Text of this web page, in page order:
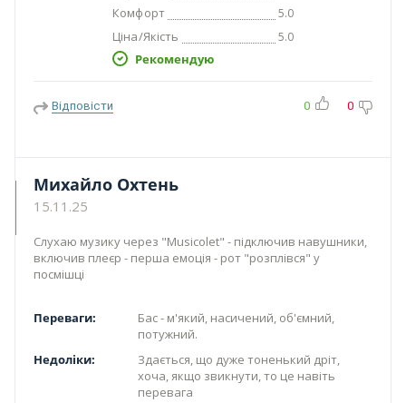
Комфорт 5.0
Ціна/Якість 5.0
Рекомендую
Відповісти 0 0
Михайло Охтень
15.11.25
Слухаю музику через "Musicolet" - підключив навушники,
включив плеєр - перша емоція - рот "розплівся" у
посмішці
Переваги:
Бас - м'який, насичений, об'ємний,
потужний.
Недоліки:
Здається, що дуже тоненький дріт,
хоча, якщо звикнути, то це навіть
перевага